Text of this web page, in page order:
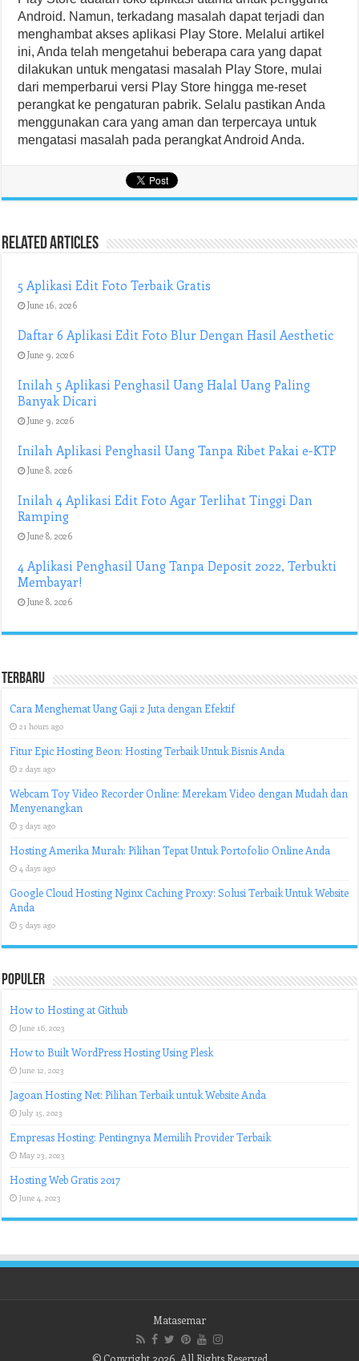
Android. Namun, terkadang masalah dapat terjadi dan
menghambat akses aplikasi Play Store. Melalui artikel
ini, Anda telah mengetahui beberapa cara yang dapat
dilakukan untuk mengatasi masalah Play Store, mulai
dari memperbarui versi Play Store hingga me-reset
perangkat ke pengaturan pabrik. Selalu pastikan Anda
menggunakan cara yang aman dan terpercaya untuk
mengatasi masalah pada perangkat Android Anda.
Related Articles
5 Aplikasi Edit Foto Terbaik Gratis
June 16, 2026
Daftar 6 Aplikasi Edit Foto Blur Dengan Hasil Aesthetic
June 9, 2026
Inilah 5 Aplikasi Penghasil Uang Halal Uang Paling
Banyak Dicari
June 9, 2026
Inilah Aplikasi Penghasil Uang Tanpa Ribet Pakai e-KTP
June 8, 2026
Inilah 4 Aplikasi Edit Foto Agar Terlihat Tinggi Dan
Ramping
June 8, 2026
4 Aplikasi Penghasil Uang Tanpa Deposit 2022, Terbukti
Membayar!
June 8, 2026
Terbaru
Cara Menghemat Uang Gaji 2 Juta dengan Efektif
21 hours ago
Fitur Epic Hosting Beon: Hosting Terbaik Untuk Bisnis Anda
2 days ago
Webcam Toy Video Recorder Online: Merekam Video dengan Mudah dan
Menyenangkan
3 days ago
Hosting Amerika Murah: Pilihan Tepat Untuk Portofolio Online Anda
4 days ago
Google Cloud Hosting Nginx Caching Proxy: Solusi Terbaik Untuk Website
Anda
5 days ago
Populer
How to Hosting at Github
June 16, 2023
How to Built WordPress Hosting Using Plesk
June 12, 2023
Jagoan Hosting Net: Pilihan Terbaik untuk Website Anda
July 15, 2023
Empresas Hosting: Pentingnya Memilih Provider Terbaik
May 23, 2023
Hosting Web Gratis 2017
June 4, 2023
Matasemar
© Copyright 2026, All Rights Reserved